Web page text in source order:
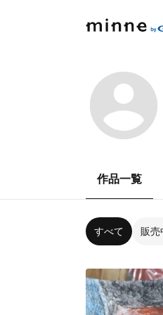
作品一覧
すべて 販売